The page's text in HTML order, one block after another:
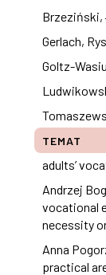
Brzeziński,
Gerlach,
Goltz-
TEMAT
adults’
Andrzej
vocational
necessity
Anna
practical